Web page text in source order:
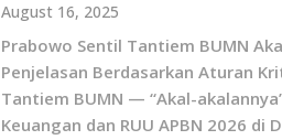
August 16, 2025
Prabowo Sentil Tantiem BUMN
Penjelasan Berdasarkan Aturan
Tantiem BUMN — “Akal-
Keuangan dan RUU APBN 2026 di